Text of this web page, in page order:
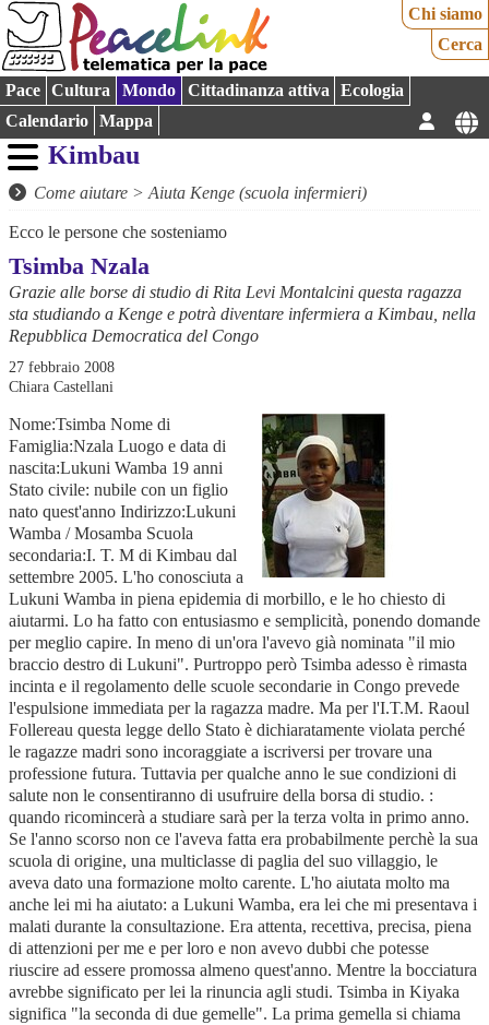
Chi siamo
Cerca
Pace Cultura Mondo Cittadinanza attiva
Ecologia
Calendario
Mappa
Kimbau
Come aiutare >Aiuta Kenge (scuola infermieri)
Ecco le persone che sosteniamo
Tsimba Nzala
Grazie alle borse di studio di Rita Levi Montalcini questa ragazza
sta studiando a Kenge e potrà diventare infermiera a Kimbau, nella
Repubblica Democratica del Congo
27 febbraio 2008
Chiara Castellani
Nome:Tsimba Nome di
Famiglia:Nzala Luogo e data di
nascita:Lukuni Wamba 19 anni
Stato civile: nubile con un figlio
nato quest'anno Indirizzo:Lukuni
Wamba / Mosamba Scuola
secondaria:I. T. M di Kimbau dal
settembre 2005. L'ho conosciuta a
Lukuni Wamba in piena epidemia di morbillo, e le ho chiesto di
aiutarmi. Lo ha fatto con entusiasmo e semplicità, ponendo domande
per meglio capire. In meno di un'ora l'avevo già nominata "il mio
braccio destro di Lukuni". Purtroppo però Tsimba adesso è rimasta
incinta e il regolamento delle scuole secondarie in Congo prevede
l'espulsione immediata per la ragazza madre. Ma per l'I.T.M. Raoul
Follereau questa legge dello Stato è dichiaratamente violata perché
le ragazze madri sono incoraggiate a iscriversi per trovare una
professione futura. Tuttavia per qualche anno le sue condizioni di
salute non le consentiranno di usufruire della borsa di studio. :
quando ricomincerà a studiare sarà per la terza volta in primo anno.
Se l'anno scorso non ce l'aveva fatta era probabilmente perchè la sua
scuola di origine, una multiclasse di paglia del suo villaggio, le
aveva dato una formazione molto carente. L'ho aiutata molto ma
anche lei mi ha aiutato: a Lukuni Wamba, era lei che mi presentava i
malati durante la consultazione. Era attenta, recettiva, precisa, piena
di attenzioni per me e per loro e non avevo dubbi che potesse
riuscire ad essere promossa almeno quest'anno. Mentre la bocciatura
avrebbe significato per lei la rinuncia agli studi. Tsimba in Kiyaka
significa "la seconda di due gemelle". La prima gemella si chiama